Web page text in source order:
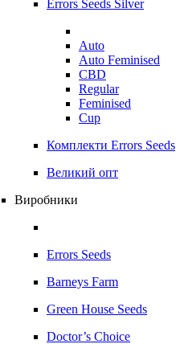
Errors Seeds Silver
Auto
Auto Feminised
CBD
Regular
Feminised
Cup
Комплекти Errors Seeds
Великий опт
Виробники
Errors Seeds
Barneys Farm
Green House Seeds
Doctor’s Choice